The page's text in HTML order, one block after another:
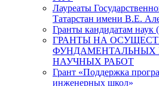
Лауреаты
Татарстан имени В.Е.
Гранты кандидатам наук
ГРАНТЫ НА
ФУНДАМЕНТАЛЬНЫХ
НАУЧНЫХ РАБОТ
Грант «Поддержка
инженерных школ»